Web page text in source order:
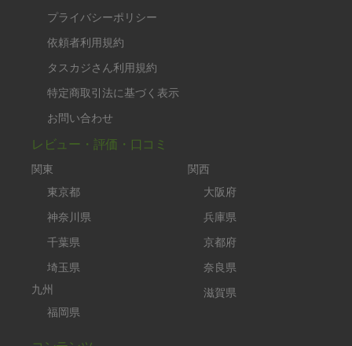
プライバシーポリシー
依頼者利用規約
タスカジさん利用規約
特定商取引法に基づく表示
お問い合わせ
レビュー・評価・口コミ
関東
東京都
神奈川県
千葉県
埼玉県
九州
福岡県
関西
大阪府
兵庫県
京都府
奈良県
滋賀県